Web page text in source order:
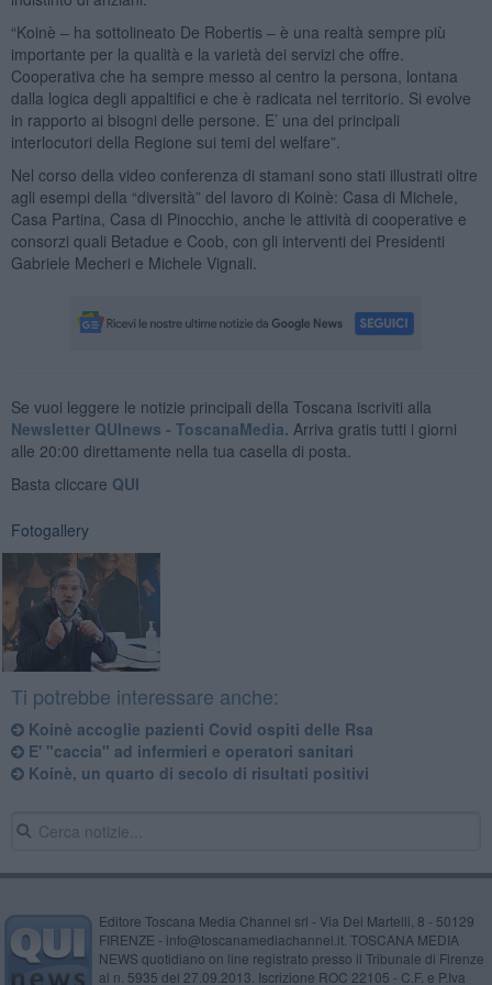
“Koinè – ha sottolineato De Robertis – è una realtà sempre più
importante per la qualità e la varietà dei servizi che offre.
Cooperativa che ha sempre messo al centro la persona, lontana
dalla logica degli appaltifici e che è radicata nel territorio. Si evolve
in rapporto ai bisogni delle persone. E’ una dei principali
interlocutori della Regione sui temi del welfare”.
Nel corso della video conferenza di stamani sono stati illustrati oltre
agli esempi della “diversità” del lavoro di Koinè: Casa di Michele,
Casa Partina, Casa di Pinocchio, anche le attività di cooperative e
consorzi quali Betadue e Coob, con gli interventi dei Presidenti
Gabriele Mecheri e Michele Vignali.
Se vuoi leggere le notizie principali della Toscana iscriviti alla
Newsletter QUInews - ToscanaMedia. Arriva gratis tutti i giorni
alle 20:00 direttamente nella tua casella di posta.
Basta cliccare QUI
Fotogallery
Ti potrebbe interessare anche:
Koinè accoglie pazienti Covid ospiti delle Rsa
E' "caccia" ad infermieri e operatori sanitari
Koinè, un quarto di secolo di risultati positivi
Editore Toscana Media Channel srl - Via Dei Martelli, 8 - 50129
FIRENZE - info@toscanamediachannel.it. TOSCANA MEDIA
NEWS quotidiano on line registrato presso il Tribunale di Firenze
al n. 5935 del 27.09.2013. Iscrizione ROC 22105 - C.F. e P.Iva